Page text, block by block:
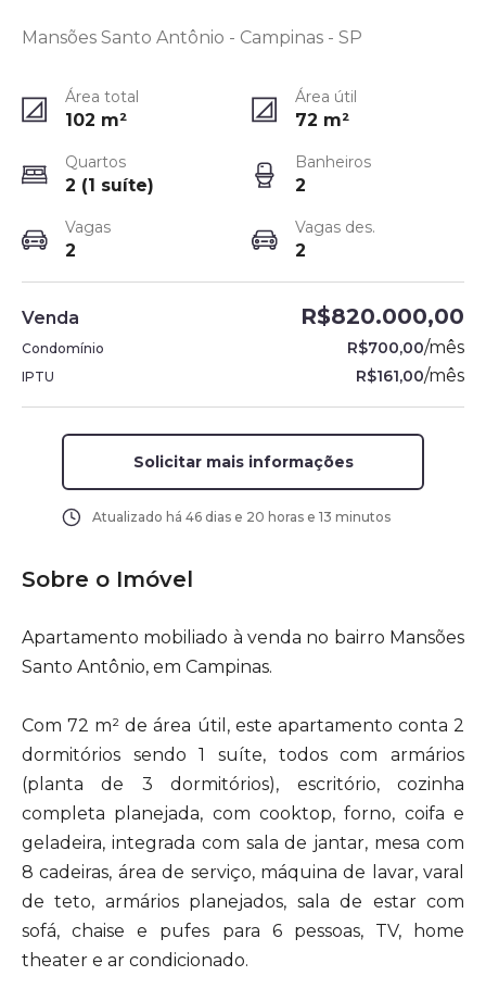
Mansões Santo Antônio - Campinas - SP
Área total
102 m²
Área útil
72 m²
Quartos
2 (1 suíte)
Banheiros
2
Vagas
2
Vagas des.
2
Venda R$820.000,00
Condomínio R$700,00/mês
IPTU R$161,00/mês
Solicitar mais informações
Atualizado há 46 dias e 20 horas e 13 minutos
Sobre o Imóvel
Apartamento mobiliado à venda no bairro Mansões
Santo Antônio, em Campinas.
Com 72 m² de área útil, este apartamento conta 2
dormitórios sendo 1 suíte, todos com armários
(planta de 3 dormitórios), escritório, cozinha
completa planejada, com cooktop, forno, coifa e
geladeira, integrada com sala de jantar, mesa com
8 cadeiras, área de serviço, máquina de lavar, varal
de teto, armários planejados, sala de estar com
sofá, chaise e pufes para 6 pessoas, TV, home
theater e ar condicionado.